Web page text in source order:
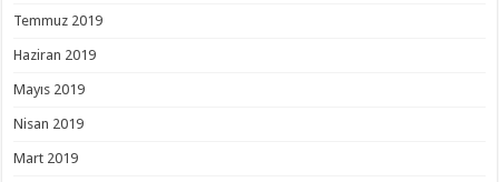
Temmuz 2019
Haziran 2019
Mayıs 2019
Nisan 2019
Mart 2019